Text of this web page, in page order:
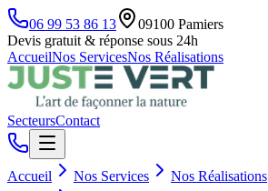
06 99 53 86 13 09100 Pamiers
Devis gratuit & réponse sous 24h
AccueilNos ServicesNos Réalisations
SecteursContact
Accueil Nos Services Nos Réalisations